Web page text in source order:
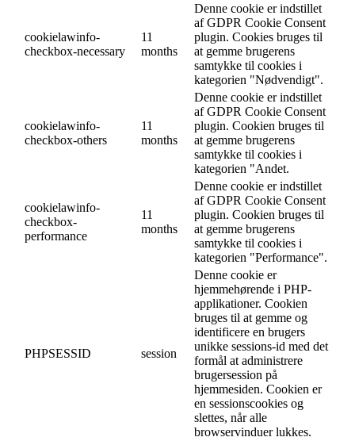
cookielawinfo-
checkbox-necessary
11
months
Denne cookie er indstillet
af GDPR Cookie Consent
plugin. Cookies bruges til
at gemme brugerens
samtykke til cookies i
kategorien "Nødvendigt".
cookielawinfo-
checkbox-others
11
months
Denne cookie er indstillet
af GDPR Cookie Consent
plugin. Cookien bruges til
at gemme brugerens
samtykke til cookies i
kategorien "Andet.
cookielawinfo-
checkbox-
performance
11
months
Denne cookie er indstillet
af GDPR Cookie Consent
plugin. Cookien bruges til
at gemme brugerens
samtykke til cookies i
kategorien "Performance".
PHPSESSID session
Denne cookie er
hjemmehørende i PHP-
applikationer. Cookien
bruges til at gemme og
identificere en brugers
unikke sessions-id med det
formål at administrere
brugersession på
hjemmesiden. Cookien er
en sessionscookies og
slettes, når alle
browservinduer lukkes.